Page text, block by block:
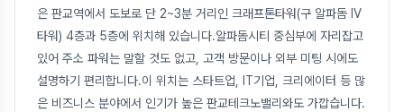
은 판교역에서 도보로 단 2~3분 거리인 크래프톤타워(구 알파돔 IV
타워) 4층과 5층에 위치해 있습니다.알파돔시티 중심부에 자리잡고
있어 주소 파워는 말할 것도 없고, 고객 방문이나 외부 미팅 시에도
설명하기 편리합니다.이 위치는 스타트업, IT기업, 크리에이터 등 많
은 비즈니스 분야에서 인기가 높은 판교테크노밸리와도 가깝습니다.